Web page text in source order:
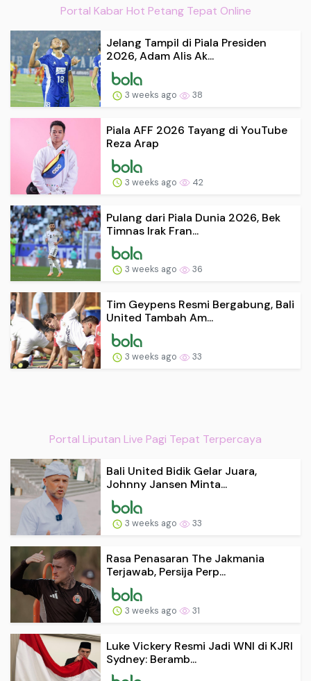
Portal Kabar Hot Petang Tepat Online
Jelang Tampil di Piala Presiden
2026, Adam Alis Ak...
3 weeks ago 38
Piala AFF 2026 Tayang di YouTube
Reza Arap
3 weeks ago 42
Pulang dari Piala Dunia 2026, Bek
Timnas Irak Fran...
3 weeks ago 36
Tim Geypens Resmi Bergabung, Bali
United Tambah Am...
3 weeks ago 33
Portal Liputan Live Pagi Tepat Terpercaya
Bali United Bidik Gelar Juara,
Johnny Jansen Minta...
3 weeks ago 33
Rasa Penasaran The Jakmania
Terjawab, Persija Perp...
3 weeks ago 31
Luke Vickery Resmi Jadi WNI di KJRI
Sydney: Beramb...